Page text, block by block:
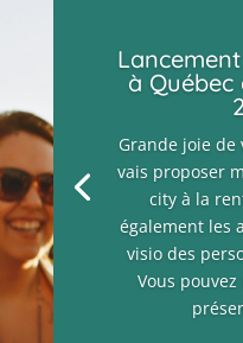
à Québec
Grande joie
vais proposer
city à la
également les
visio des
Vous